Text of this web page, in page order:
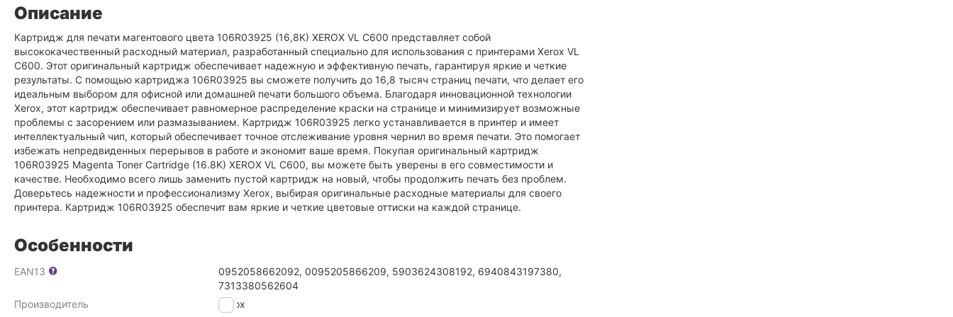
Описание
Картридж для печати магентового цвета 106R03925 (16,8K) XEROX VL C600 представляет собой
высококачественный расходный материал, разработанный специально для использования с принтерами Xerox VL
C600. Этот оригинальный картридж обеспечивает надежную и эффективную печать, гарантируя яркие и четкие
результаты. С помощью картриджа 106R03925 вы сможете получить до 16,8 тысяч страниц печати, что делает его
идеальным выбором для офисной или домашней печати большого объема. Благодаря инновационной технологии
Xerox, этот картридж обеспечивает равномерное распределение краски на странице и минимизирует возможные
проблемы с засорением или размазыванием. Картридж 106R03925 легко устанавливается в принтер и имеет
интеллектуальный чип, который обеспечивает точное отслеживание уровня чернил во время печати. Это помогает
избежать непредвиденных перерывов в работе и экономит ваше время. Покупая оригинальный картридж
106R03925 Magenta Toner Cartridge (16.8K) XEROX VL C600, вы можете быть уверены в его совместимости и
качестве. Необходимо всего лишь заменить пустой картридж на новый, чтобы продолжить печать без проблем.
Доверьтесь надежности и профессионализму Xerox, выбирая оригинальные расходные материалы для своего
принтера. Картридж 106R03925 обеспечит вам яркие и четкие цветовые оттиски на каждой странице.
Особенности
EAN13
0952058662092, 0095205866209, 5903624308192, 6940843197380,
7313380562604
Производитель
Xerox